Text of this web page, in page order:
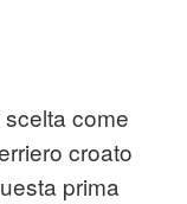
come
croato
prima